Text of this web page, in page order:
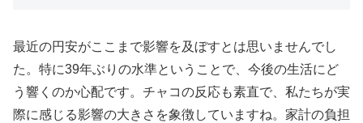
最近の円安がここまで影響を及ぼすとは思いませんでし
た。特に39年ぶりの水準ということで、今後の生活にど
う響くのか心配です。チャコの反応も素直で、私たちが実
際に感じる影響の大きさを象徴していますね。家計の負担